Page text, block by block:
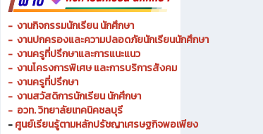
- งานกิจกรรมนักเรียน นักศึกษา
- งานปกครองและความปลอดภัยนักเรียนนักศึกษา
- งานครูที่ปรึกษาและการแนะแนว
- งานโครงการพิเศษ และการบริการสังคม
- งานครูที่ปรึกษา
- งานสวัสดิการนักเรียน นักศึกษา
- อวท. วิทยาลัยเทคนิคชลบุรี
-ศูนย์เรียนรู้ตามหลักปรัชญาเศรษฐกิจพอเพียง